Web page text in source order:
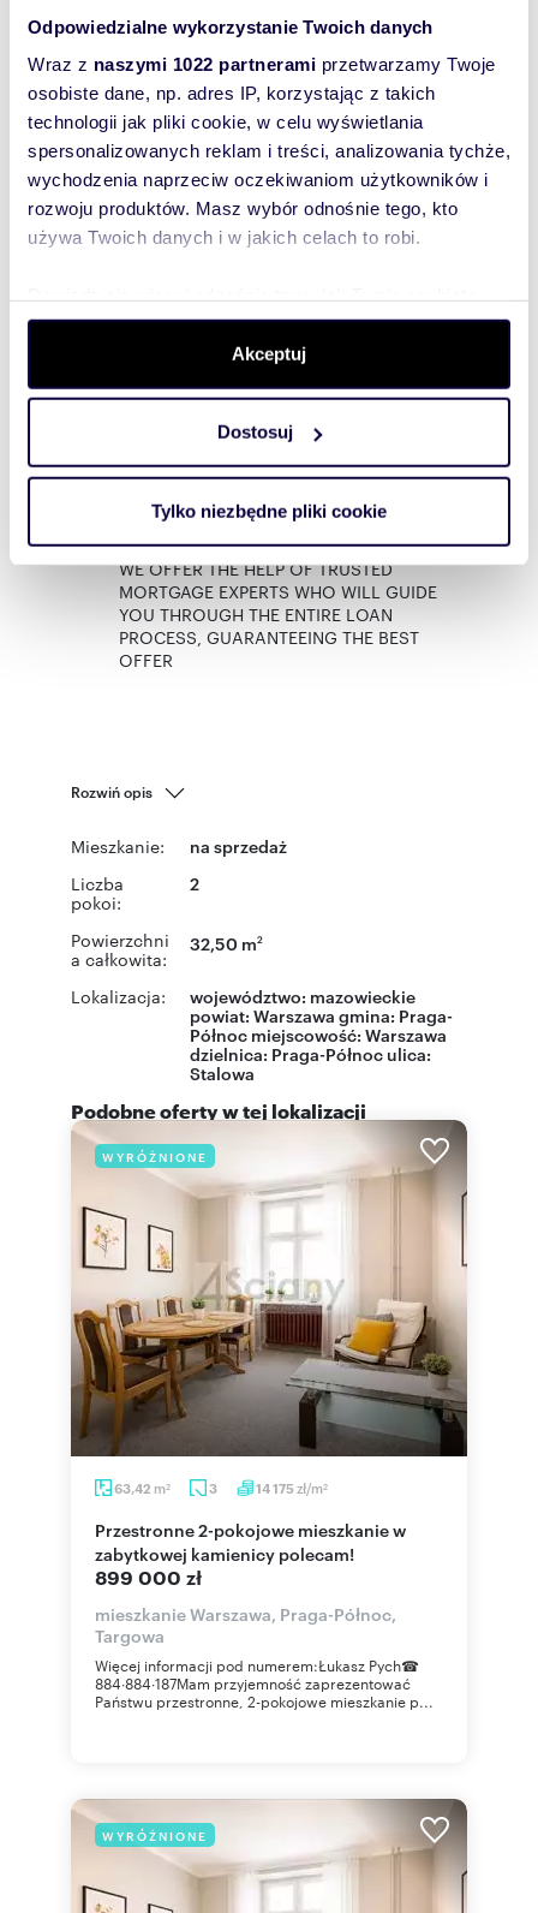
Odpowiedzialne wykorzystanie Twoich danych
Wraz z naszymi 1022 partnerami przetwarzamy Twoje
osobiste dane, np. adres IP, korzystając z takich
technologii jak pliki cookie, w celu wyświetlania
spersonalizowanych reklam i treści, analizowania tychże,
wychodzenia naprzeciw oczekiwaniom użytkowników i
rozwoju produktów. Masz wybór odnośnie tego, kto
używa Twoich danych i w jakich celach to robi.
dane są przetwarzane oraz ustaw własne preferencje w
. W Deklaracji plików cookie możesz
zmienić lub wycofać swoją zgodę w dowolnej chwili.
Wykorzystujemy pliki cookie do spersonalizowania treści
i reklam, aby oferować funkcje społecznościowe i
korzystasz z naszej witryny, udostępniamy partnerom
Partnerzy mogą połączyć te informacje z innymi danymi
otrzymanymi od Ciebie lub uzyskanymi podczas
korzystania z ich usług.
Akceptuj
Dostosuj
Tylko niezbędne pliki cookie
Atmospheric neighborhood - the heart of
revitalized Praga with excellent access to
the center.
This is an offer for people who appreciate
modern construction surrounded by the
historical fabric of the city, looking for a ready
investment product or a cozy first apartment.
ADVANTAGES OF PURCHASING WITH OUR
FULL TRANSACTION SECURITY, WE
BELONG TO WSPON AND PFRN
STATUS OF THE PROPERTY
WE SHOW EXTRAORDINARY ATTENTION
TO DETAIL THROUGHOUT THE ENTIRE
BUYING/SELLING PROCESS
WE OFFER THE HELP OF TRUSTED
MORTGAGE EXPERTS WHO WILL GUIDE
YOU THROUGH THE ENTIRE LOAN
PROCESS, GUARANTEEING THE BEST
OFFER
Rozwiń opis
Mieszkanie: na sprzedaż
Liczba
pokoi:
2
Powierzchni
a całkowita:
32,50 m2
Lokalizacja: województwo: mazowieckie
powiat: Warszawa gmina: Praga-
Północ miejscowość: Warszawa
dzielnica: Praga-Północ ulica:
Stalowa
Podobne oferty w tej lokalizacji
WYRÓŻNIONE
63,42 m2 3 14 175 zł/m2
Przestronne 2-pokojowe mieszkanie w
zabytkowej kamienicy polecam!
899 000 zł
mieszkanie Warszawa, Praga-Północ,
Targowa
Więcej informacji pod numerem:Łukasz Pych☎
884∙884∙187Mam przyjemność zaprezentować
Państwu przestronne, 2-pokojowe mieszkanie p...
WYRÓŻNIONE